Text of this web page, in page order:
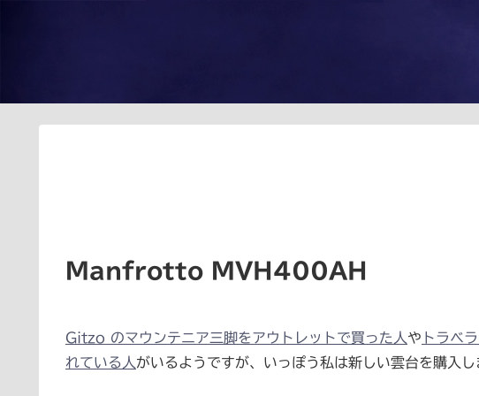
Manfrotto MVH400AH
Gitzo のマウンテニア三脚をアウトレットで買った人 や トラベ
れている人 がいるようですが、いっぽう私は新しい雲台を購入し